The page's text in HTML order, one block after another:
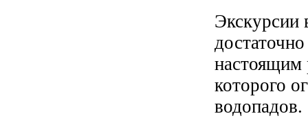
Экскурсии
настоящим
которого
водопадов.